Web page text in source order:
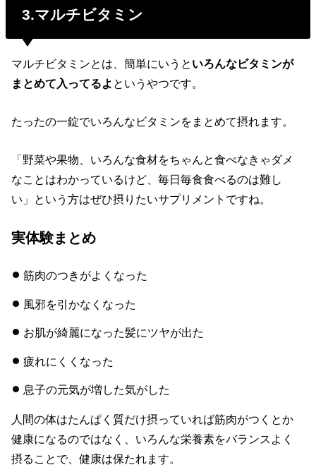
3.マルチビタミン
マルチビタミンとは、簡単にいうと いろんなビタミンが
まとめて入ってるよ というやつです。
たったの一錠でいろんなビタミンをまとめて摂れます。
「野菜や果物、いろんな食材をちゃんと食べなきゃダメ
なことはわかっているけど、毎日毎食食べるのは難し
い」という方はぜひ摂りたいサプリメントですね。
実体験まとめ
筋肉のつきがよくなった
風邪を引かなくなった
お肌が綺麗になった髪にツヤが出た
疲れにくくなった
息子の元気が増した気がした
人間の体はたんぱく質だけ摂っていれば筋肉がつくとか
健康になるのではなく、いろんな栄養素をバランスよく
摂ることで、健康は保たれます。